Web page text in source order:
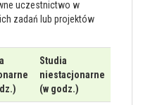
uczestnictwo w
zadań lub projektów
Studia
niestacjonarne
(w godz.)